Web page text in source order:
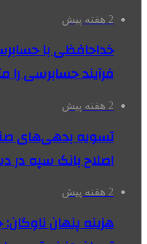
2 هفته پیش
خداحافظی با
فرآیند حسابرسی
2 هفته پیش
اصلاح بانک سپه در
2 هفته پیش
هزینه پنهان